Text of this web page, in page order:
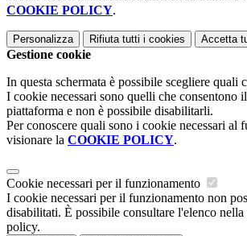
COOKIE POLICY.
Personalizza Rifiuta tutti i cookies Accetta
Gestione cookie
In questa schermata è possibile scegliere quali
I cookie necessari sono quelli che consentono
piattaforma e non è possibile disabilitarli.
Per conoscere quali sono i cookie necessari al
visionare la COOKIE POLICY.
Cookie necessari per il funzionamento
I cookie necessari per il funzionamento non
disabilitati. È possibile consultare l'elenco
policy.